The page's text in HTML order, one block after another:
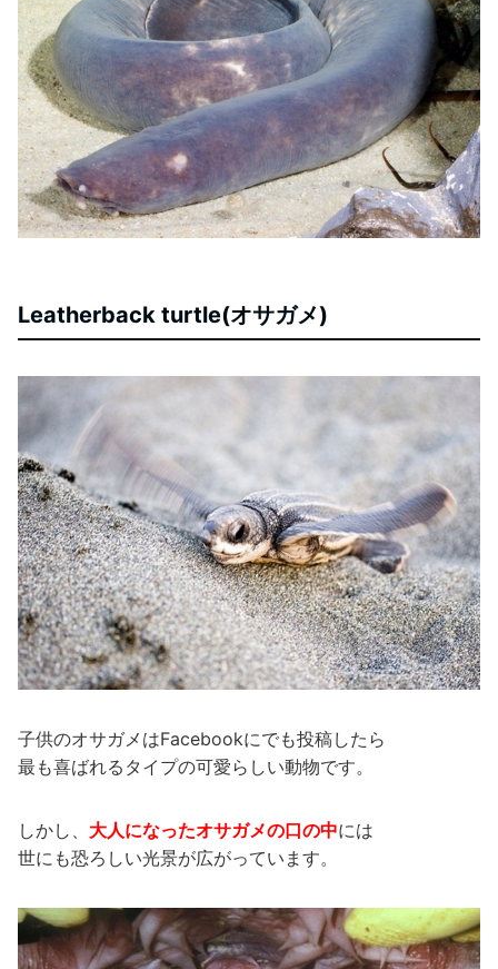
Leatherback turtle(オサガメ)
子供のオサガメはFacebookにでも投稿したら
最も喜ばれるタイプの可愛らしい動物です。
しかし、 大人になったオサガメの口の中には
世にも恐ろしい光景が広がっています。